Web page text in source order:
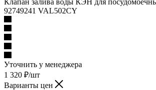
Клапан залива воды КЭН для
92749241 VAL502CY
Уточнить у менеджера
1 320 ₽/шт
Варианты цен